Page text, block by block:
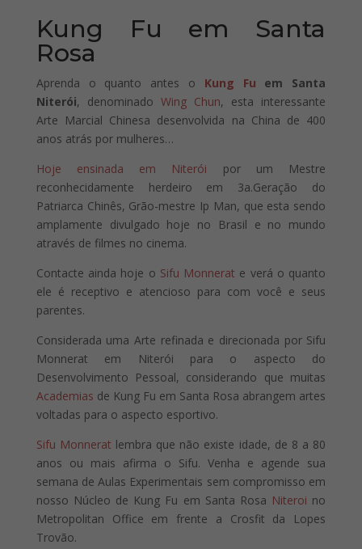
Kung Fu em Santa
Rosa
Aprenda o quanto antes o Kung Fu em Santa
Niterói, denominado Wing Chun, esta interessante
Arte Marcial Chinesa desenvolvida na China de 400
anos atrás por mulheres…
Hoje ensinada em Niterói por um Mestre
reconhecidamente herdeiro em 3a.Geração do
Patriarca Chinês, Grão-mestre Ip Man, que esta sendo
amplamente divulgado hoje no Brasil e no mundo
através de filmes no cinema.
Contacte ainda hoje o Sifu Monnerat e verá o quanto
ele é receptivo e atencioso para com você e seus
parentes.
Considerada uma Arte refinada e direcionada por Sifu
Monnerat em Niterói para o aspecto do
Desenvolvimento Pessoal, considerando que muitas
Academias de Kung Fu em Santa Rosa abrangem artes
voltadas para o aspecto esportivo.
Sifu Monnerat lembra que não existe idade, de 8 a 80
anos ou mais afirma o Sifu. Venha e agende sua
semana de Aulas Experimentais sem compromisso em
nosso Núcleo de Kung Fu em Santa Rosa Niteroi no
Metropolitan Office em frente a Crosfit da Lopes
Trovão.